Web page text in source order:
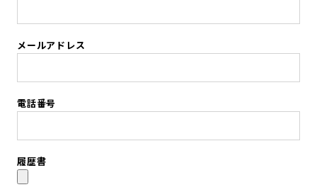
メールアドレス
電話番号
履歴書